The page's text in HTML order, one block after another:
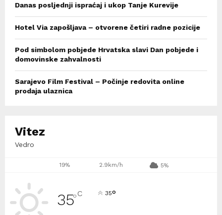
Danas posljednji ispraćaj i ukop Tanje Kurevije
Hotel Via zapošljava – otvorene četiri radne pozicije
Pod simbolom pobjede Hrvatska slavi Dan pobjede i
domovinske zahvalnosti
Sarajevo Film Festival – Počinje redovita online
prodaja ulaznica
Vitez
Vedro
19% 2.9km/h 5%
35°C 35°